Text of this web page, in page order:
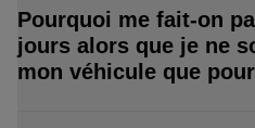
Pourquoi me fait-on
jours alors que je ne
mon véhicule que